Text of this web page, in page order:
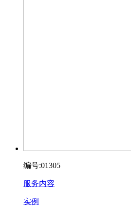
编号:01305
服务内容
实例